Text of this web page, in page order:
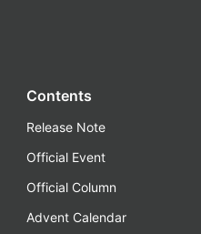
Contents
Release Note
Official Event
Official Column
Advent Calendar